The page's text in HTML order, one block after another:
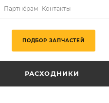
Партнёрам Контакты
ПОДБОР ЗАПЧАСТЕЙ
РАСХОДНИКИ